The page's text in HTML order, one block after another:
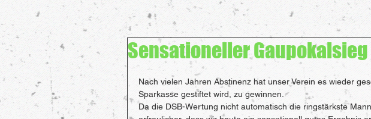
Sensationeller Gaupokalsieg
Nach vielen Jahren Abstinenz hat unser Verein es wieder
Sparkasse gestiftet wird, zu gewinnen.
Da die DSB-Wertung nicht automatisch die ringstärkste